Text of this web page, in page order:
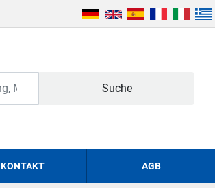
Suche
KONTAKT AGB